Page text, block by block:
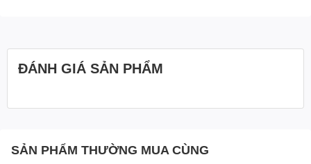
ĐÁNH GIÁ SẢN PHẨM
SẢN PHẨM THƯỜNG MUA CÙNG